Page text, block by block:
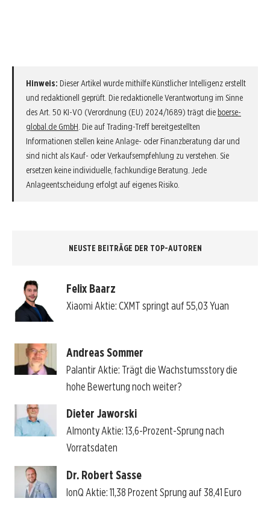
Hinweis: Dieser Artikel wurde mithilfe Künstlicher Intelligenz erstellt
und redaktionell geprüft. Die redaktionelle Verantwortung im Sinne
des Art. 50 KI-VO (Verordnung (EU) 2024/1689) trägt die boerse-
global.de GmbH . Die auf Trading-Treff bereitgestellten
Informationen stellen keine Anlage- oder Finanzberatung dar und
sind nicht als Kauf- oder Verkaufsempfehlung zu verstehen. Sie
ersetzen keine individuelle, fachkundige Beratung. Jede
Anlageentscheidung erfolgt auf eigenes Risiko.
NEUSTE BEITRÄGE DER TOP-AUTOREN
Felix Baarz
Xiaomi Aktie: CXMT springt auf 55,03 Yuan
Andreas Sommer
Palantir Aktie: Trägt die Wachstumsstory die
hohe Bewertung noch weiter?
Dieter Jaworski
Almonty Aktie: 13,6-Prozent-Sprung nach
Vorratsdaten
Dr. Robert Sasse
IonQ Aktie: 11,38 Prozent Sprung auf 38,41 Euro